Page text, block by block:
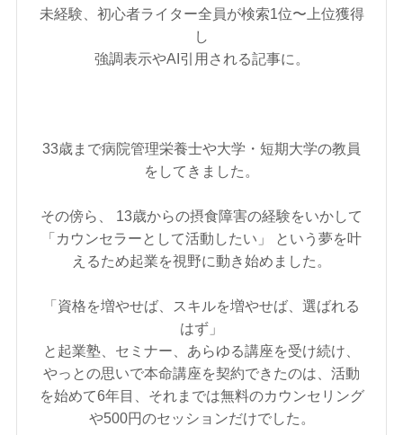
未経験、初心者ライター全員が検索1位〜上位獲得
し
強調表示やAI引用される記事に。
33歳まで病院管理栄養士や大学・短期大学の教員
をしてきました。
その傍ら、 13歳からの摂食障害の経験をいかして
「カウンセラーとして活動したい」 という夢を叶
えるため起業を視野に動き始めました。
「資格を増やせば、スキルを増やせば、選ばれる
はず」
と起業塾、セミナー、あらゆる講座を受け続け、
やっとの思いで本命講座を契約できたのは、活動
を始めて6年目、それまでは無料のカウンセリング
や500円のセッションだけでした。